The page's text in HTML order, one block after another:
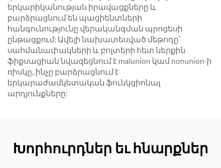
երկարիկանության իրավացքները և
բարձրացնում են պացիենտների
հանգունությունը վերականգման պրոցեսի
ընթացքում: Ավելի նախատեսված մեթոդը՝
սահմանափակների և բոլտերի հետ ներքին
ֆիքսացիան նվազեցնում է malunion կամ nonunion-ի
ռիսկը, ինչը բարձրացնում է
երկարաժամկետական ֆունկցիոնալ
արդյունքները:
Խորհուրդներ եւ հնարքներ